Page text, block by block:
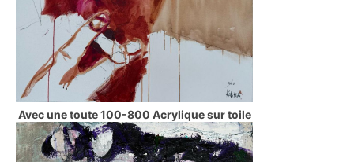
Avec une toute 100-800 Acrylique sur toile